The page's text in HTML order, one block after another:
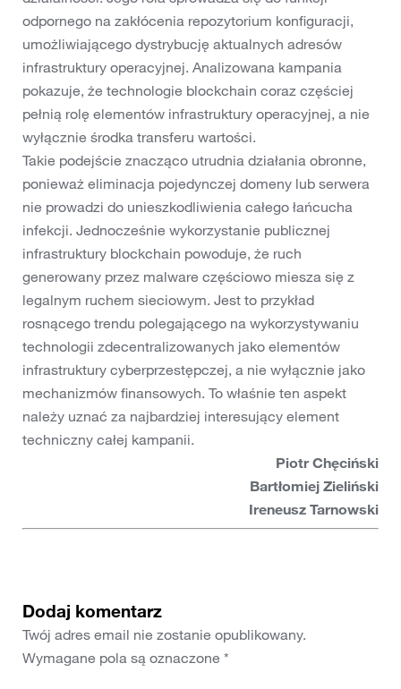
odpornego na zakłócenia repozytorium konfiguracji,
umożliwiającego dystrybucję aktualnych adresów
infrastruktury operacyjnej. Analizowana kampania
pokazuje, że technologie blockchain coraz częściej
pełnią rolę elementów infrastruktury operacyjnej, a nie
wyłącznie środka transferu wartości.
Takie podejście znacząco utrudnia działania obronne,
ponieważ eliminacja pojedynczej domeny lub serwera
nie prowadzi do unieszkodliwienia całego łańcucha
infekcji. Jednocześnie wykorzystanie publicznej
infrastruktury blockchain powoduje, że ruch
generowany przez malware częściowo miesza się z
legalnym ruchem sieciowym. Jest to przykład
rosnącego trendu polegającego na wykorzystywaniu
technologii zdecentralizowanych jako elementów
infrastruktury cyberprzestępczej, a nie wyłącznie jako
mechanizmów finansowych. To właśnie ten aspekt
należy uznać za najbardziej interesujący element
techniczny całej kampanii.
Piotr Chęciński
Bartłomiej Zieliński
Ireneusz Tarnowski
Dodaj komentarz
Twój adres email nie zostanie opublikowany.
Wymagane pola są oznaczone *